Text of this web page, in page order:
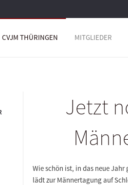
CVJM THÜRINGEN MITGLIEDER
Jetzt
Wie schön ist, in das neue
lädt zur Männertagung auf